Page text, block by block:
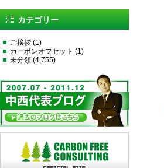
カテゴリー
ご挨拶 (1)
カーボンオフセット (1)
未分類 (4,755)